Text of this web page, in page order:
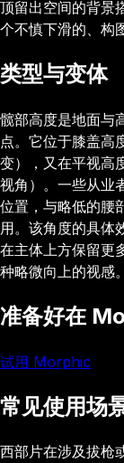
顶留出空间的背景
个不慎下滑的、构
类型与变体
髋部高度是地面与
点。它位于膝盖高
变），又在平视高
视角）。一些从业
位置，与略低的腰
用。该角度的具体
在主体上方保留更
种略微向上的视感。
准备好在
试用 Morphic
常见使用场
西部片在涉及拔枪